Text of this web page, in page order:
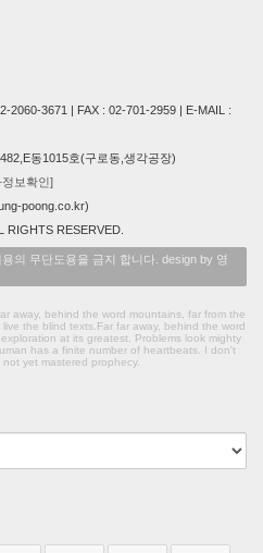
2060-3671 | FAX : 02-701-2959 | E-MAIL :
동1015호(구로동,생각공장)
보확인]
poong.co.kr)
RESERVED.
의 무단도용을 금지 합니다. design by 영
away, behind the word mountains, far from the
the blind texts.Far far away, behind the word
at its greatest. Problems look mighty
has a finite number of heartbeats. I don't
yet mastered prophecy.